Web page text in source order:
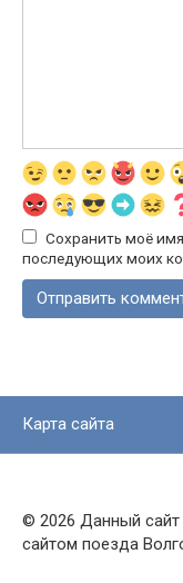
Сохранить моё
последующих моих
Карта сайта
© 2026 Данный
сайтом поезда